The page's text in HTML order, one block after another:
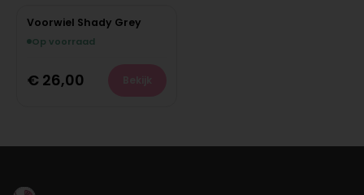
Voorwiel Shady Grey
Op voorraad
€ 26,00